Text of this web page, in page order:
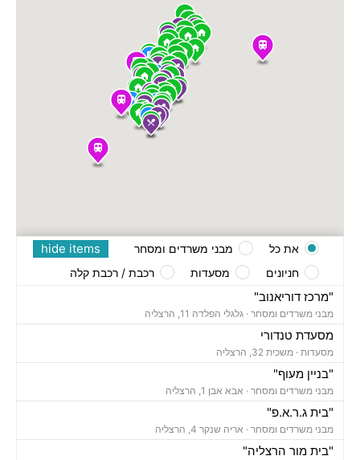
"מרכז דוריאנוב"
מבני משרדים ומסחר · גלגלי הפלדה 11, הרצליה
מסעדת טנדורי
מסעדות · משכית 32, הרצליה
"בניין מעוף"
מבני משרדים ומסחר · אבא אבן 1, הרצליה
"בית ג.ר.א.פ"
מבני משרדים ומסחר · אריה שנקר 4, הרצליה
"בית מור הרצליה"
hide items את כל
מבני משרדים ומסחר
חניונים
מסעדות רכבת / רכבת קלה